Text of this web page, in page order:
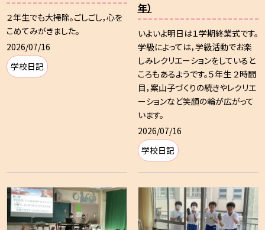
２年生でも大掃除。ごしごし，心を
こめてみがきました。
2026/07/16
学校日記
年）
いよいよ明日は１学期終業式です。
学級によっては，学級活動でお楽
しみレクリエーションをしていると
ころもあるようです。５年生 ２時間
目，案山子づくりの続きやレクリエ
ーションなど笑顔の輪が広がって
います。
2026/07/16
学校日記